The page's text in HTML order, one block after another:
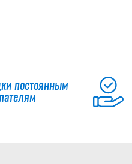
постоянным